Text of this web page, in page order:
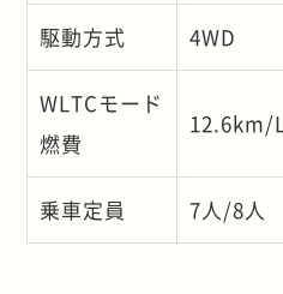
駆動方式 4WD
WLTCモード
燃費
12.6km/L
乗車定員 7人/8人